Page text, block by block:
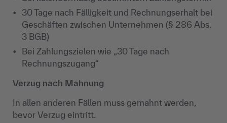
30 Tage nach Fälligkeit und Rechnungserhalt bei
Geschäften zwischen Unternehmen (§ 286 Abs.
3 BGB)
Bei Zahlungszielen wie „30 Tage nach
Rechnungszugang“
Verzug nach Mahnung
In allen anderen Fällen muss gemahnt werden,
bevor Verzug eintritt.